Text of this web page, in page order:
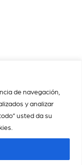
de navegación,
y analizar
usted da su
reservados |